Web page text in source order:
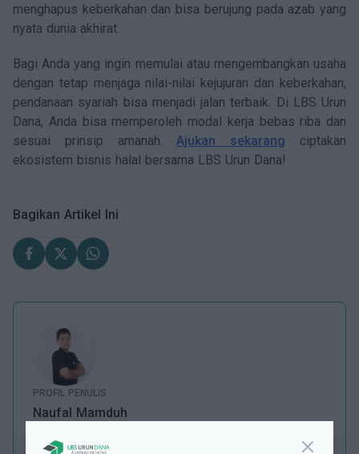
menghapus keberkahan dan bisa berujung pada azab yang
nyata dunia akhirat.
Bagi Anda yang ingin memulai atau mengembangkan usaha
dengan tetap menjaga nilai-nilai kejujuran dan keberkahan,
pendanaan syariah bisa menjadi jalan terbaik. Di LBS Urun
Dana, Anda bisa memperoleh modal kerja bebas riba dan
sesuai prinsip amanah. Ajukan sekarang ciptakan
ekosistem bisnis halal bersama LBS Urun Dana!
Bagikan Artikel Ini
PROFIL PENULIS
Naufal Mamduh